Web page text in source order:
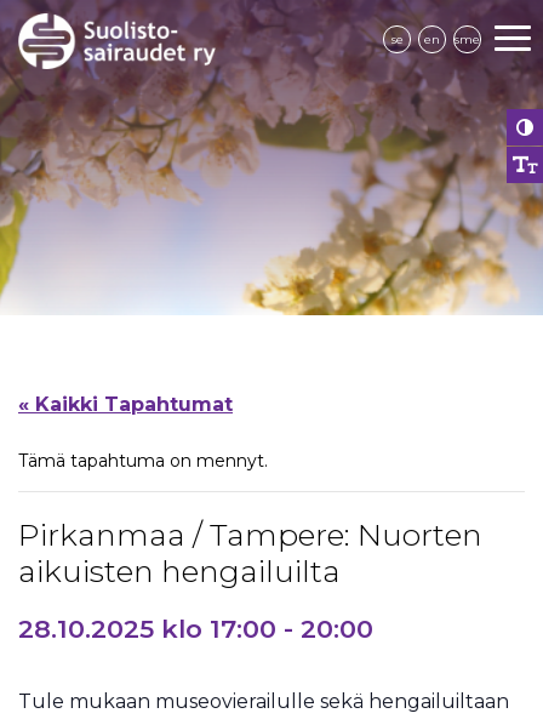
se en sme
« Kaikki Tapahtumat
Tämä tapahtuma on mennyt.
Pirkanmaa / Tampere: Nuorten
aikuisten hengailuilta
28.10.2025 klo 17:00 - 20:00
Tule mukaan museovierailulle sekä hengailuiltaan